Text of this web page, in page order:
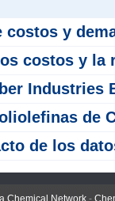
consolida después del aumento de
plazo; Perspectivas futuras enfrentan presión a
(30 de julio de
la
exportación de China PP de
Chemical Network -